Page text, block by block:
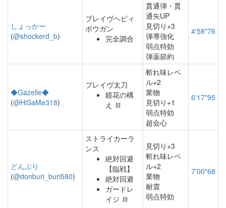
しょっかー
(@shockerd_b)
ブレイヴヘビィ
ボウガン
完全調合
貫通弾・貫
通矢UP
見切り+3
弾導強化
弱点特効
弾薬節約
4'58"76
◆Gazelle◆
(@HiSaMe318)
ブレイヴ太刀
鏡花の構
え Ⅲ
斬れ味レベ
ル+2
業物
見切り+1
弱点特効
超会心
6'17"95
どんぶり
(@donburi_buri580)
ストライカーラ
ンス
絶対回避
【臨戦】
絶対回避
ガードレ
イジ Ⅲ
見切り+3
斬れ味レベ
ル+2
業物
耐震
弱点特効
7'00"68